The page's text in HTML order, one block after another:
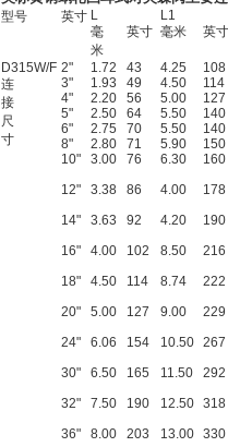
型号 英寸 L
L1
毫
米
英寸 毫米 英寸
D315W/F
连
接
尺
寸
2" 1.72 43 4.25
108
3"
1.93 49 4.50
114
4"
2.20 56 5.00
127
5"
2.50 64 5.50
140
6"
2.75 70 5.50
140
8"
2.80 71 5.90
150
10"
3.00 76 6.30
160
12"
3.38 86 4.00
178
14"
3.63 92 4.20
190
16"
4.00 102 8.50
216
18"
4.50 114 8.74
222
20"
5.00 127 9.00
229
24"
6.06 154 10.50
267
30"
6.50 165 11.50
292
32"
7.50 190 12.50
318
36"
8.00 203 13.00 330